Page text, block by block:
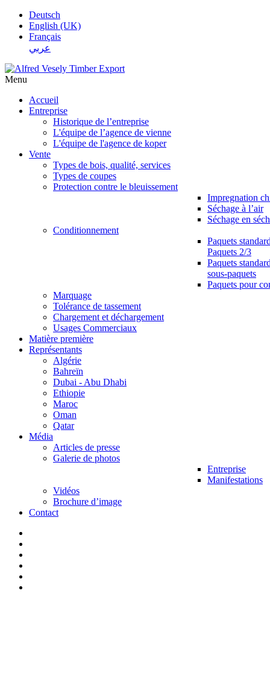
Deutsch
English (UK)
Français
عربي
Menu
Accueil
Entreprise
Historique de l’entreprise
L'équipe de l’agence de vienne
L'équipe de l'agence de koper
Vente
Types de bois, qualité, services
Types de coupes
Protection contre le bleuissement
Impregnation
Séchage à l’air
Séchage en
Conditionnement
Paquets
Paquets 2/3
Paquets
sous-paquets
Paquets pour
Marquage
Tolérance de tassement
Chargement et déchargement
Usages Commerciaux
Matière première
Représentants
Algérie
Bahreïn
Dubai - Abu Dhabi
Ethiopie
Maroc
Oman
Qatar
Média
Articles de presse
Galerie de photos
Entreprise
Manifestations
Vidéos
Brochure d’image
Contact